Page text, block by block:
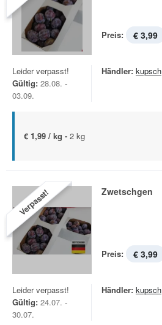
Preis: € 3,99
Leider verpasst!
Gültig: 28.08. -
03.09.
Händler: kupsch
€ 1,99 / kg - 2 kg
Verpasst! Zwetschgen
Preis: € 3,99
Leider verpasst!
Gültig: 24.07. -
30.07.
Händler: kupsch